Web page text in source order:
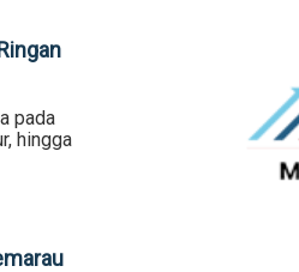
pada
hingga